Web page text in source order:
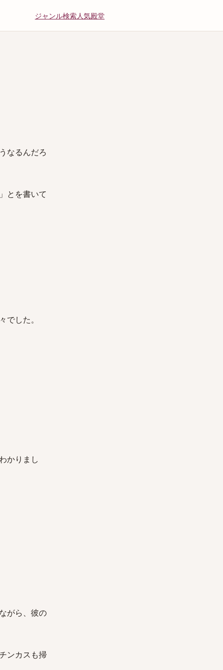
ジャンル検索人気殿堂
なるんだろ
とを書いて
した。
かりまし
がら、彼の
ンカスも掃